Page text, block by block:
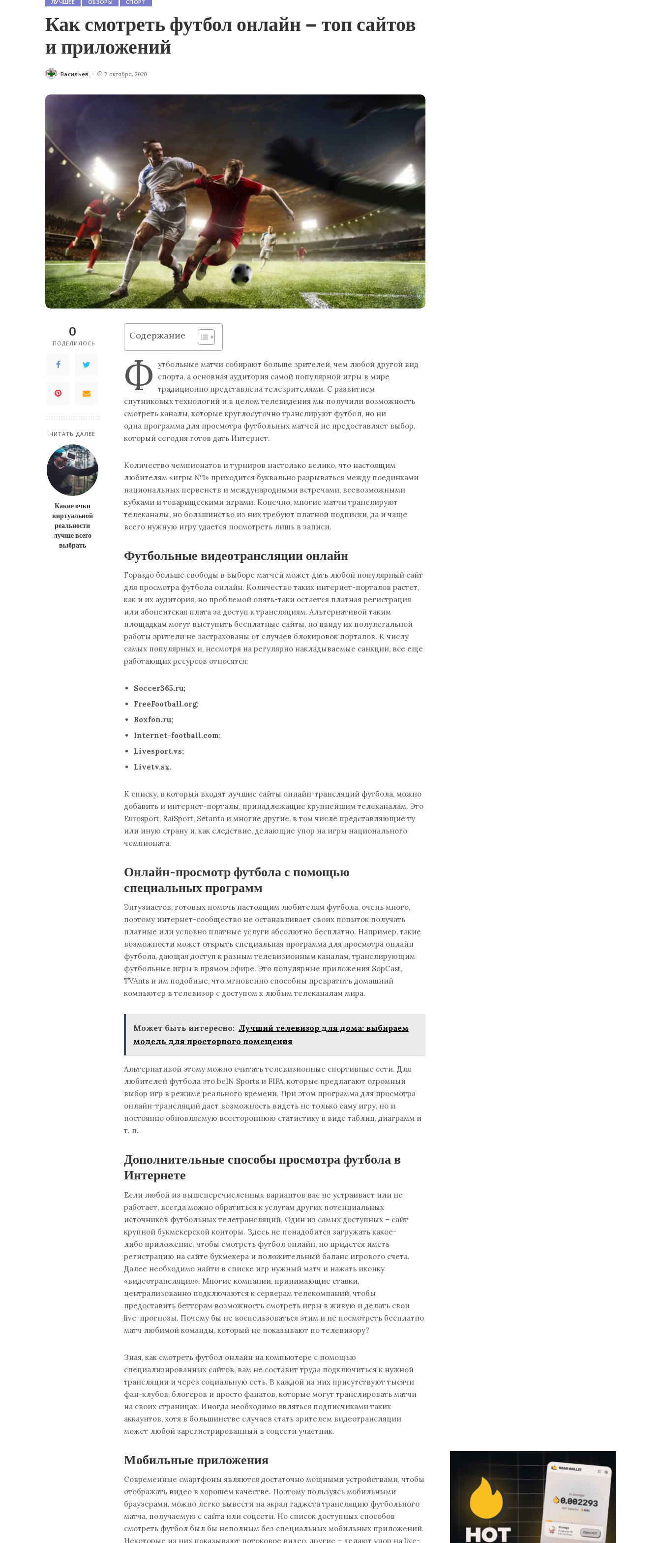
ЛУЧШЕЕ ОБЗОРЫ СПОРТ
Как смотреть футбол онлайн – топ сайтов
и приложений
Posted
Васильев 7 октября, 2020
0
ПОДЕЛИЛОСЬ
ЧИТАТЬ ДАЛЕЕ
Какие очки
виртуальной
реальности
лучше всего
выбрать
Содержание
Ф утбольные матчи собирают больше зрителей, чем любой другой вид
спорта, а основная аудитория самой популярной игры в мире
традиционно представлена телезрителями. С развитием
спутниковых технологий и в целом телевидения мы получили возможность
смотреть каналы, которые круглосуточно транслируют футбол, но ни
одна программа для просмотра футбольных матчей не предоставляет выбор,
который сегодня готов дать Интернет.
Количество чемпионатов и турниров настолько велико, что настоящим
любителям «игры №1» приходится буквально разрываться между поединками
национальных первенств и международными встречами, всевозможными
кубками и товарищескими играми. Конечно, многие матчи транслируют
телеканалы, но большинство из них требуют платной подписки, да и чаще
всего нужную игру удается посмотреть лишь в записи.
Футбольные видеотрансляции онлайн
Гораздо больше свободы в выборе матчей может дать любой популярный сайт
для просмотра футбола онлайн. Количество таких интернет-порталов растет,
как и их аудитория, но проблемой опять-таки остается платная регистрация
или абонентская плата за доступ к трансляциям. Альтернативой таким
площадкам могут выступить бесплатные сайты, но ввиду их полулегальной
работы зрители не застрахованы от случаев блокировок порталов. К числу
самых популярных и, несмотря на регулярно накладываемые санкции, все еще
работающих ресурсов относятся:
Soccer365.ru;
FreeFootball.org;
Boxfon.ru;
Internet-football.com;
Livesport.vs;
Livetv.sx.
К списку, в который входят лучшие сайты онлайн-трансляций футбола, можно
добавить и интернет-порталы, принадлежащие крупнейшим телеканалам. Это
Eurosport, RaiSport, Setanta и многие другие, в том числе представляющие ту
или иную страну и, как следствие, делающие упор на игры национального
чемпионата.
Онлайн-просмотр футбола с помощью
специальных программ
Энтузиастов, готовых помочь настоящим любителям футбола, очень много,
поэтому интернет-сообщество не останавливает своих попыток получать
платные или условно платные услуги абсолютно бесплатно. Например, такие
возможности может открыть специальная программа для просмотра онлайн
футбола, дающая доступ к разным телевизионным каналам, транслирующим
футбольные игры в прямом эфире. Это популярные приложения SopCast,
TVAnts и им подобные, что мгновенно способны превратить домашний
компьютер в телевизор с доступом к любым телеканалам мира.
Может быть интересно: Лучший телевизор для дома: выбираем
модель для просторного помещения
Альтернативой этому можно считать телевизионные спортивные сети. Для
любителей футбола это beIN Sports и FIFA, которые предлагают огромный
выбор игр в режиме реального времени. При этом программа для просмотра
онлайн-трансляций дает возможность видеть не только саму игру, но и
постоянно обновляемую всестороннюю статистику в виде таблиц, диаграмм и
т. п.
Дополнительные способы просмотра футбола в
Интернете
Если любой из вышеперечисленных вариантов вас не устраивает или не
работает, всегда можно обратиться к услугам других потенциальных
источников футбольных телетрансляций. Один из самых доступных – сайт
крупной букмекерской конторы. Здесь не понадобится загружать какое-
либо приложение, чтобы смотреть футбол онлайн, но придется иметь
регистрацию на сайте букмекера и положительный баланс игрового счета.
Далее необходимо найти в списке игр нужный матч и нажать иконку
«видеотрансляция». Многие компании, принимающие ставки,
централизованно подключаются к серверам телекомпаний, чтобы
предоставить бетторам возможность смотреть игры в живую и делать свои
live-прогнозы. Почему бы не воспользоваться этим и не посмотреть бесплатно
матч любимой команды, который не показывают по телевизору?
Зная, как смотреть футбол онлайн на компьютере с помощью
специализированных сайтов, вам не составит труда подключиться к нужной
трансляции и через социальную сеть. В каждой из них присутствуют тысячи
фан-клубов, блогеров и просто фанатов, которые могут транслировать матчи
на своих страницах. Иногда необходимо являться подписчиками таких
аккаунтов, хотя в большинстве случаев стать зрителем видеотрансляции
может любой зарегистрированный в соцсети участник.
Мобильные приложения
Современные смартфоны являются достаточно мощными устройствами, чтобы
отображать видео в хорошем качестве. Поэтому пользуясь мобильными
браузерами, можно легко вывести на экран гаджета трансляцию футбольного
матча, получаемую с сайта или соцсети. Но список доступных способов
смотреть футбол был бы неполным без специальных мобильных приложений.
Некоторые из них показывают потоковое видео, другие – делают упор на live-